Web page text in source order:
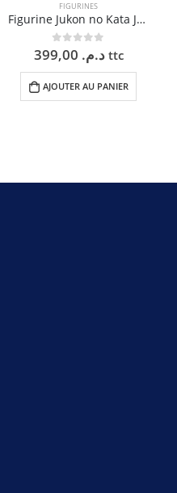
د.م. 350,00.
FIGURINES
Figurine Jukon no Kata Jujutsu Kaisen – Nobara Kugisaki Version 1 – 14 cm
0 sur 5د.م. ttc
AJOUTER AU PANIER